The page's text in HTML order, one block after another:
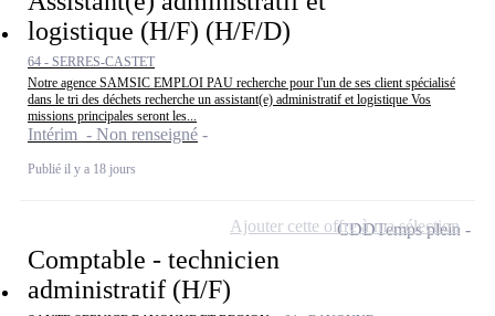
logistique (H/F) (H/F/D)
64 - SERRES-CASTET
Notre agence SAMSIC EMPLOI PAU recherche pour l'un de ses client spécialisé
dans le tri des déchets recherche un assistant(e) administratif et logistique Vos
missions principales seront les...
Intérim - Non renseigné
Publié il y a 18 jours
Comptable - technicien
administratif (H/F)
CDDTemps plein
Ajouter cette offre à ma sélection